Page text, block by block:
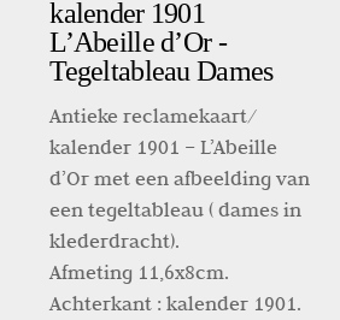
kalender 1901
L’Abeille d’Or -
Tegeltableau Dames
Antieke reclamekaart/
kalender 1901 – L’Abeille
d’Or met een afbeelding van
een tegeltableau ( dames in
klederdracht).
Afmeting 11,6x8cm.
Achterkant : kalender 1901.